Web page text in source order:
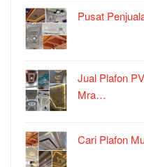
Pusat
Jual Plafon
Mra…
Cari Plafon